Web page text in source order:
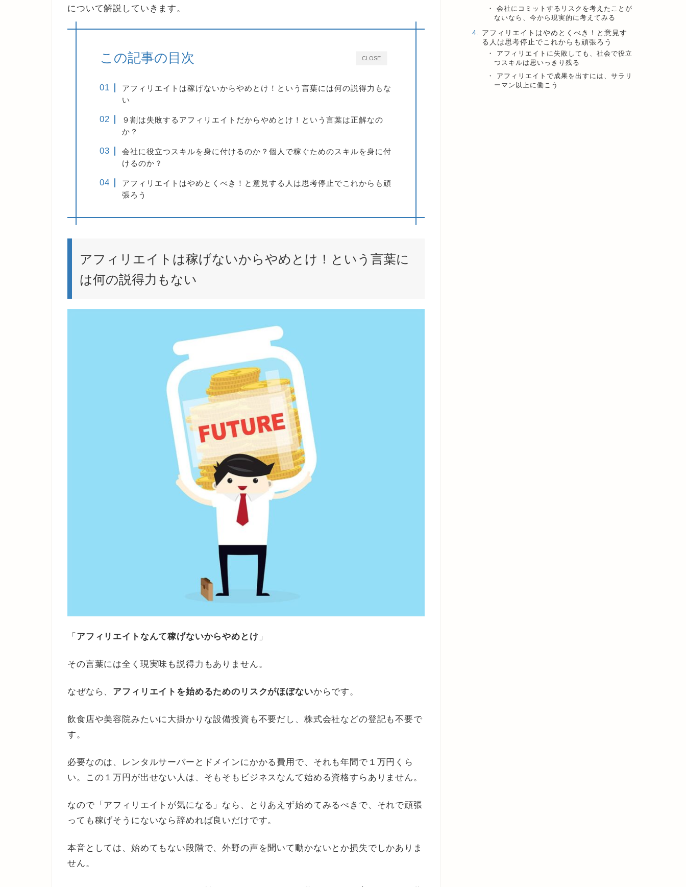
について解説していきます。
CLOSE
この記事の目次
アフィリエイトは稼げないからやめとけ！という言葉には何の説得力もな
い
９割は失敗するアフィリエイトだからやめとけ！という言葉は正解なの
か？
会社に役立つスキルを身に付けるのか？個人で稼ぐためのスキルを身に付
けるのか？
アフィリエイトはやめとくべき！と意見する人は思考停止でこれからも頑
張ろう
アフィリエイトは稼げないからやめとけ！という言葉に
は何の説得力もない
「 アフィリエイトなんて稼げないからやめとけ 」
その言葉には全く現実味も説得力もありません。
なぜなら、 アフィリエイトを始めるためのリスクがほぼないからです。
飲食店や美容院みたいに大掛かりな設備投資も不要だし、株式会社などの登記も不要で
す。
必要なのは、レンタルサーバーとドメインにかかる費用で、それも年間で１万円くら
い。この１万円が出せない人は、そもそもビジネスなんて始める資格すらありません。
なので「アフィリエイトが気になる」なら、とりあえず始めてみるべきで、それで頑張
っても稼げそうにないなら辞めれば良いだけです。
本音としては、始めてもない段階で、外野の声を聞いて動かないとか損失でしかありま
せん。
会社にコミットするリスクを考えたことが
ないなら、今から現実的に考えてみる
アフィリエイトはやめとくべき！と意見す
る人は思考停止でこれからも頑張ろう
アフィリエイトに失敗しても、社会で役立
つスキルは思いっきり残る
アフィリエイトで成果を出すには、サラリ
ーマン以上に働こう